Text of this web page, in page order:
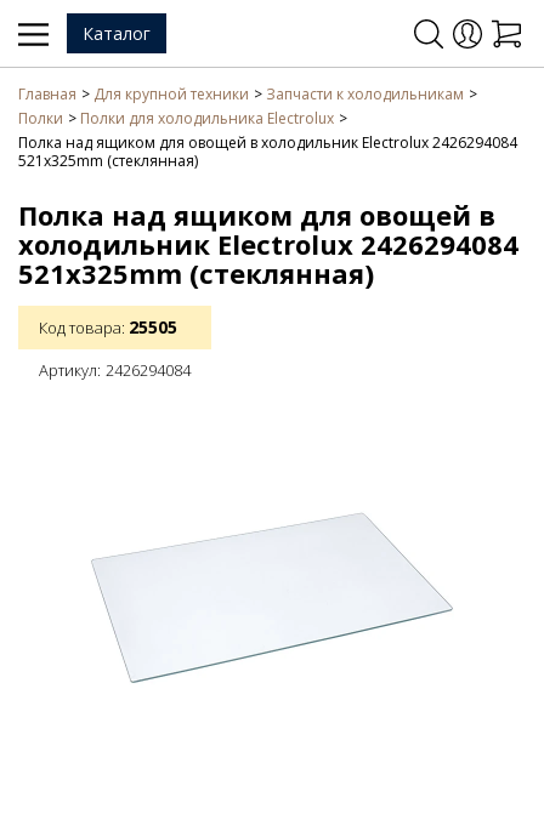
Каталог
Главная Для крупной техники
Запчасти к холодильникам
Полки
Полки для холодильника Electrolux
Полка над ящиком для овощей в холодильник Electrolux 2426294084
521x325mm (стеклянная)
Полка над ящиком для овощей в
холодильник Electrolux 2426294084
521x325mm (стеклянная)
Код товара: 25505
Артикул: 2426294084